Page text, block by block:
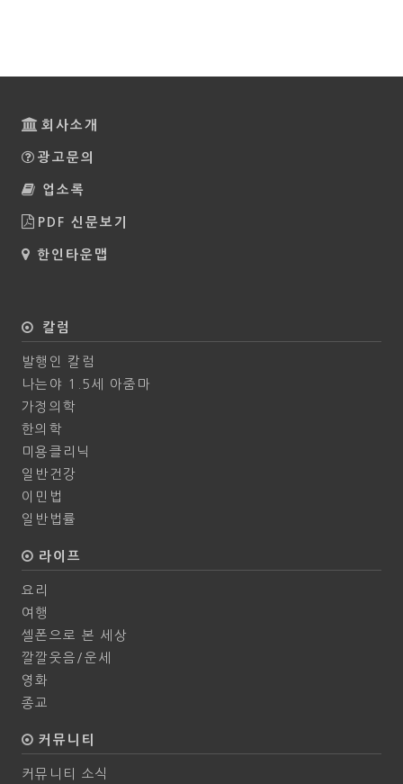
회사소개
광고문의
업소록
PDF 신문보기
한인타운맵
칼럼
발행인 칼럼
나는야 1.5세 아줌마
가정의학
한의학
미용클리닉
일반건강
이민법
일반법률
라이프
요리
여행
셀폰으로 본 세상
깔깔웃음/운세
영화
종교
커뮤니티
커뮤니티 소식